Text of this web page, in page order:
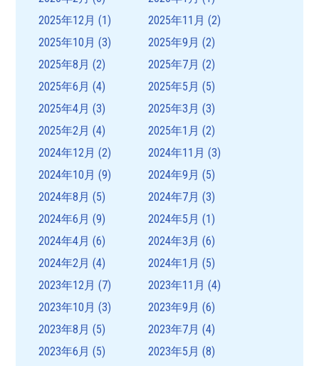
2025年12月 (1) 2025年11月 (2)
2025年10月 (3) 2025年9月 (2)
2025年8月 (2) 2025年7月 (2)
2025年6月 (4) 2025年5月 (5)
2025年4月 (3) 2025年3月 (3)
2025年2月 (4) 2025年1月 (2)
2024年12月 (2) 2024年11月 (3)
2024年10月 (9) 2024年9月 (5)
2024年8月 (5) 2024年7月 (3)
2024年6月 (9) 2024年5月 (1)
2024年4月 (6) 2024年3月 (6)
2024年2月 (4) 2024年1月 (5)
2023年12月 (7) 2023年11月 (4)
2023年10月 (3) 2023年9月 (6)
2023年8月 (5) 2023年7月 (4)
2023年6月 (5) 2023年5月 (8)